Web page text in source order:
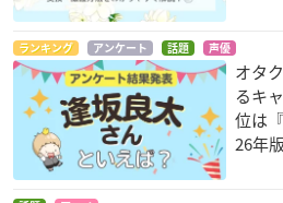
ランキング アンケート 話題 声優
オタ
るキ
位は
26年版